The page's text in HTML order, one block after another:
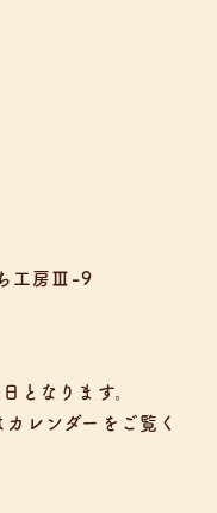
工房Ⅲ-9
となります。
カレンダーをご覧く